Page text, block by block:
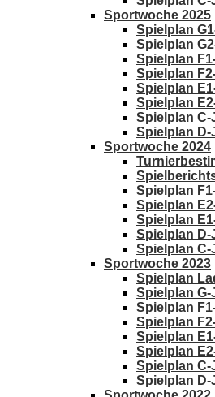
Sportwoche 2025
Spielplan
Spielplan
Spielplan
Spielplan
Spielplan
Spielplan
Spielplan C-
Spielplan D-
Sportwoche 2024
Spielplan
Spielplan
Spielplan
Spielplan D-
Spielplan C-
Sportwoche 2023
Spielplan
Spielplan G-
Spielplan
Spielplan
Spielplan
Spielplan
Spielplan C-
Spielplan D-